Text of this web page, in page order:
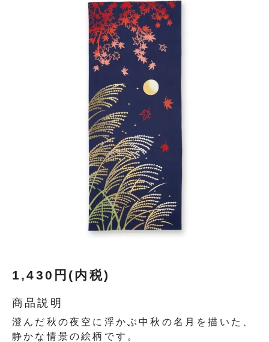
1,430円(内税)
商品説明
澄んだ秋の夜空に浮かぶ中秋の名月を描いた、
静かな情景の絵柄です。